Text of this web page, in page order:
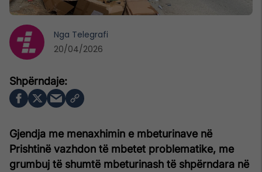
Gjendja me menaxhimin e mbeturinave në
Prishtinë vazhdon të mbetet problematike, me
grumbuj të shumtë mbeturinash të shpërndara në
Nga Telegrafi
20/04/2026